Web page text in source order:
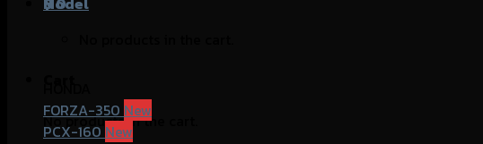
No products in the cart.
FORZA-350
PCX-160